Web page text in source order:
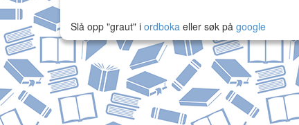
Slå opp "graut" i ordboka eller søk på google